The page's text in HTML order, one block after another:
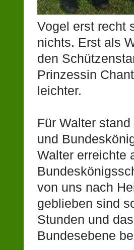
Vogel erst recht
nichts. Erst als
den
Prinzessin
leichter.
Für Walter
und
Walter erreichte
von uns nach
geblieben sind
Stunden und
Bundesebene